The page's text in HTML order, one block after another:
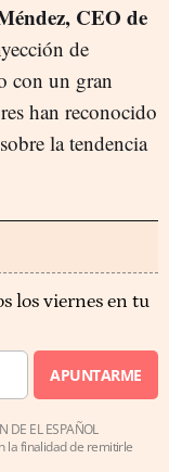
CEO de
de
con un gran
han reconocido
la tendencia
los viernes en tu
APUNTARME
DE EL ESPAÑOL
la finalidad de remitirle